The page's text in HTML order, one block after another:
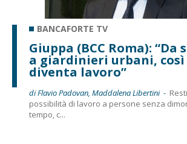
BANCAFORTE TV
Giuppa (BCC Roma):
a giardinieri urbani, così
diventa lavoro”
di Flavio Padovan, Maddalena Libertini -
possibilità di lavoro a persone senza
tempo, c...